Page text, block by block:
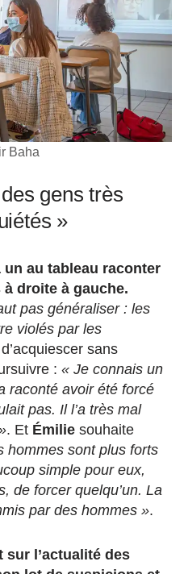
Baha
gens très
»
au tableau raconter
droite à gauche.
pas généraliser : les
violés par les
sans
: « Je connais un
raconté avoir été forcé
pas. Il l’a très mal
. Et Émilie souhaite
hommes sont plus forts
simple pour eux,
de forcer quelqu’un. La
par des hommes ».
sur l’actualité des